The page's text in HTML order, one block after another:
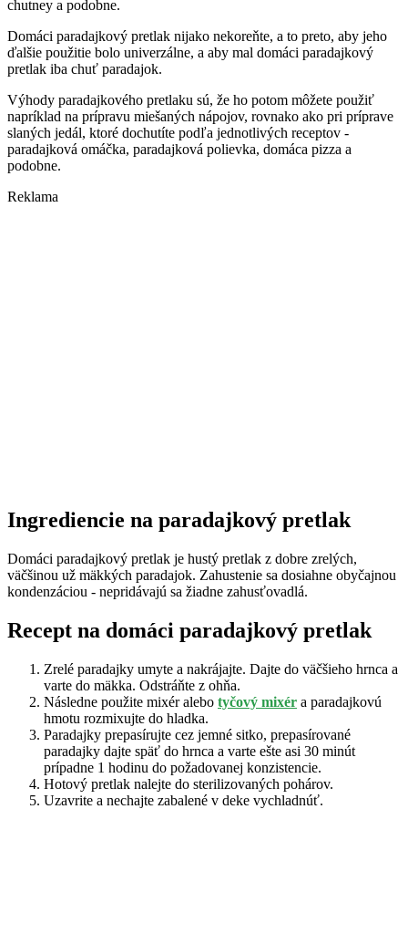
chutney a podobne.
Domáci paradajkový pretlak nijako nekoreňte, a to preto, aby jeho
ďalšie použitie bolo univerzálne, a aby mal domáci paradajkový
pretlak iba chuť paradajok.
Výhody paradajkového pretlaku sú, že ho potom môžete použiť
napríklad na prípravu miešaných nápojov, rovnako ako pri príprave
slaných jedál, ktoré dochutíte podľa jednotlivých receptov -
paradajková omáčka, paradajková polievka, domáca pizza a
podobne.
Reklama
Ingrediencie na paradajkový pretlak
Domáci paradajkový pretlak je hustý pretlak z dobre zrelých,
väčšinou už mäkkých paradajok. Zahustenie sa dosiahne obyčajnou
kondenzáciou - nepridávajú sa žiadne zahusťovadlá.
Recept na domáci paradajkový pretlak
Zrelé paradajky umyte a nakrájajte. Dajte do väčšieho hrnca a
varte do mäkka. Odstráňte z ohňa.
Následne použite mixér alebo tyčový mixér a paradajkovú
hmotu rozmixujte do hladka.
Paradajky prepasírujte cez jemné sitko, prepasírované
paradajky dajte späť do hrnca a varte ešte asi 30 minút
prípadne 1 hodinu do požadovanej konzistencie.
Hotový pretlak nalejte do sterilizovaných pohárov.
Uzavrite a nechajte zabalené v deke vychladnúť.